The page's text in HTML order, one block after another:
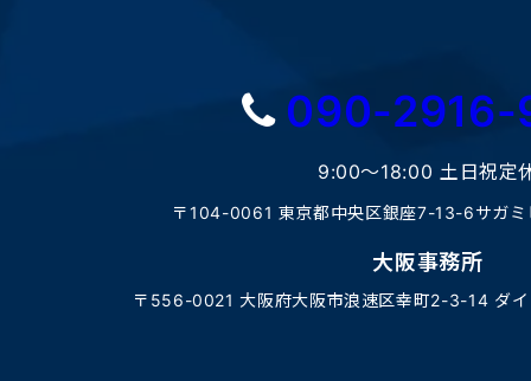
090-2916-
9:00〜18:00 土日祝定
〒104-0061 東京都中央区銀座7-13-6サガミ
大阪事務所
〒556-0021 大阪府大阪市浪速区幸町2-3-14 ダ